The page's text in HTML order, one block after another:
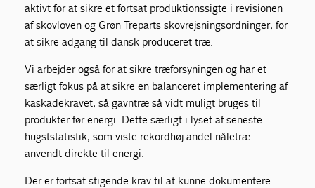
aktivt for at sikre et fortsat produktionssigte i revisionen
af skovloven og Grøn Treparts skovrejsningsordninger, for
at sikre adgang til dansk produceret træ.
Vi arbejder også for at sikre træforsyningen og har et
særligt fokus på at sikre en balanceret implementering af
kaskadekravet, så gavntræ så vidt muligt bruges til
produkter før energi. Dette særligt i lyset af seneste
hugststatistik, som viste rekordhøj andel nåletræ
anvendt direkte til energi.
Der er fortsat stigende krav til at kunne dokumentere